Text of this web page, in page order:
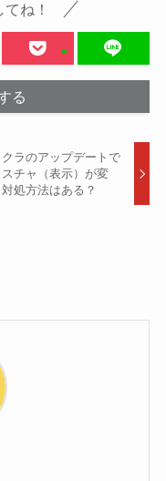
ね！
る
クラのアップデートで
スチャ（表示）が変
処方法はある？